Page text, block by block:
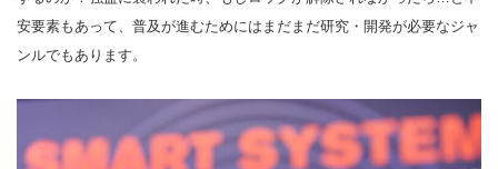
安要素もあって、普及が進むためにはまだまだ研究・開発が必要なジャ
ンルでもあります。